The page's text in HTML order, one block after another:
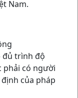
Nam.
đủ trình độ
phải có người
của pháp